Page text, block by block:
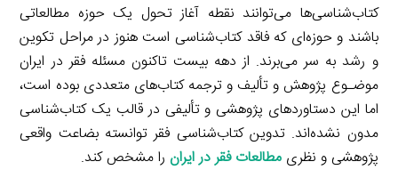
کتاب‌شناسی‌ها می‌توانند نقطه آغاز تحول یک حوزه مطالعاتی
باشند و حوزه‌ای که فاقد کتاب‌شناسی است هنوز در مراحل تکوین
و رشد به سر می‌برند. از دهه بیست تاکنون مسئله فقر در ایران
موضـوع پژوهش و تألیف و ترجمه کتاب‌های متعددی بوده است،
اما این دستاوردهای پژوهشی و تألیفی در قالب یک کتاب‌شناسی
مدون نشده‌اند. تدوین کتاب‌شناسی فقر توانسته بضاعت واقعی
پژوهشی و نظری مطالعات فقر در ایران را مشخص کند.